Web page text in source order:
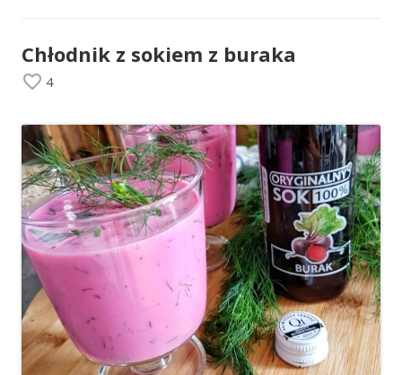
Chłodnik z sokiem z buraka
4